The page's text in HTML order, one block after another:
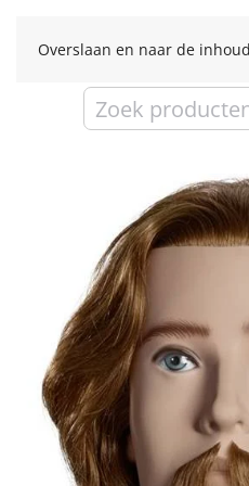
Overslaan en naar de
Zoeken
naar: